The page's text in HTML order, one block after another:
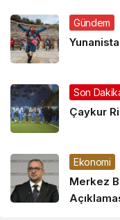
Gündem
Son
Çaykur
Ekonomi
Merkez